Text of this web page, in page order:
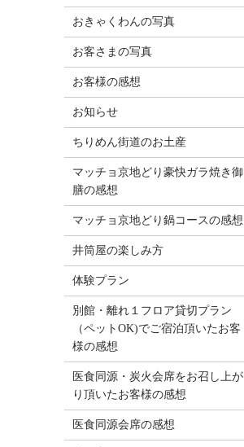
おきゃくわんの写真
お客さまの写真
お客様の感想
お知らせ
ちりめん街道のお土産
マッチョ京地どり豪快ガラ焼き御
膳の感想
マッチョ京地どり鍋コースの感想
井筒屋の楽しみ方
体験プラン
別館・離れ１フロア貸切プラン
（ペットOK)でご宿泊頂いたお客
様の感想
医食同源・炭火会席をお召し上が
り頂いたお客様の感想
医食同源会席の感想